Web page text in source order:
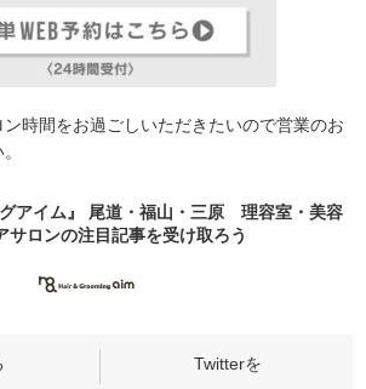
時間をお過ごしいただきたいので営業のお
グアイム』 尾道・福山・三原 理容室・美容
サロンの注目記事を受け取ろう